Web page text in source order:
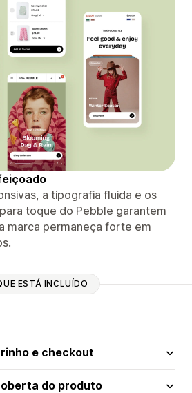
a tipografia fluida e os
toque do Pebble garantem
marca permaneça forte em
ESTÁ INCLUÍDO
e checkout
do produto